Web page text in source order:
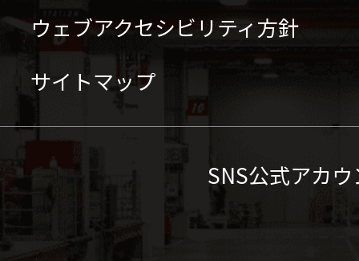
ウェブアクセシビリティ方針
サイトマップ
SNS公式アカ